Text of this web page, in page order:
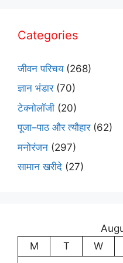
Categories
जीवन परिचय(268)
ज्ञान भंडार(70)
टेक्नोलॉजी (20)
पूजा–पाठ और त्यौहार(62)
मनोरंजन (297)
सामान खरीदे (27)
M
T W